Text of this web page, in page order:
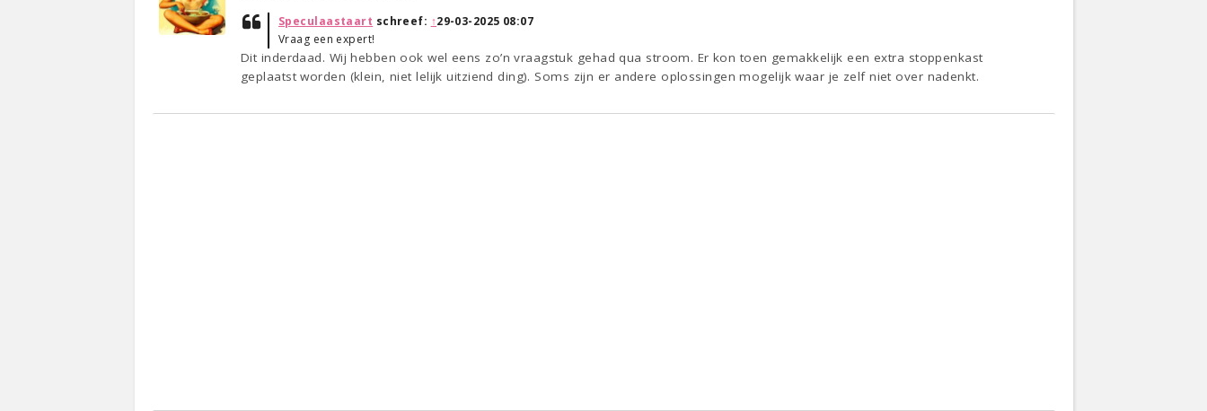
Speculaastaart schreef: ↑29-03-2025 08:07
Vraag een expert!
Dit inderdaad. Wij hebben ook wel eens zo’n vraagstuk gehad qua stroom. Er kon toen gemakkelijk een extra stoppenkast
geplaatst worden (klein, niet lelijk uitziend ding). Soms zijn er andere oplossingen mogelijk waar je zelf niet over nadenkt.